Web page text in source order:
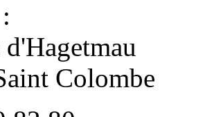
Colombe